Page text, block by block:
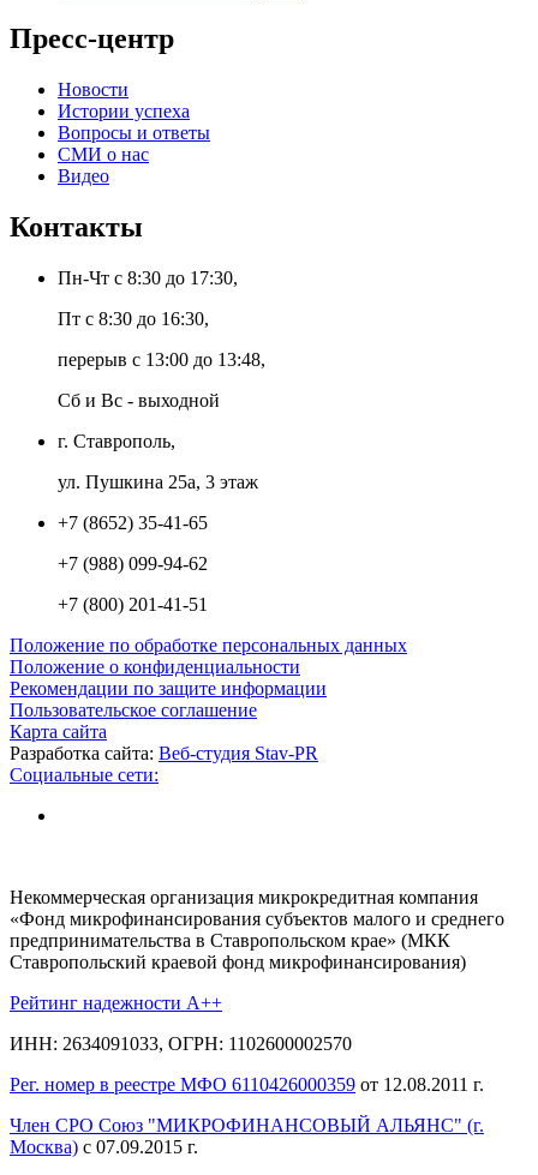
Пресс-центр
Новости
Истории успеха
Вопросы и ответы
СМИ о нас
Видео
Контакты
Пн-Чт с 8:30 до 17:30,
Пт с 8:30 до 16:30,
перерыв с 13:00 до 13:48,
Сб и Вс - выходной
г. Ставрополь,
ул. Пушкина 25а, 3 этаж
+7 (8652) 35-41-65
+7 (988) 099-94-62
+7 (800) 201-41-51
Положение по обработке персональных данных
Положение о конфиденциальности
Рекомендации по защите информации
Пользовательское соглашение
Карта сайта
Разработка сайта: Веб-студия Stav-PR
Социальные сети:
Некоммерческая организация микрокредитная компания
«Фонд микрофинансирования субъектов малого и среднего
предпринимательства в Ставропольском крае» (МКК
Ставропольский краевой фонд микрофинансирования)
Рейтинг надежности A++
ИНН: 2634091033, ОГРН: 1102600002570
Рег. номер в реестре МФО 6110426000359 от 12.08.2011 г.
Член СРО Союз "МИКРОФИНАНСОВЫЙ АЛЬЯНС" (г.
Москва) с 07.09.2015 г.